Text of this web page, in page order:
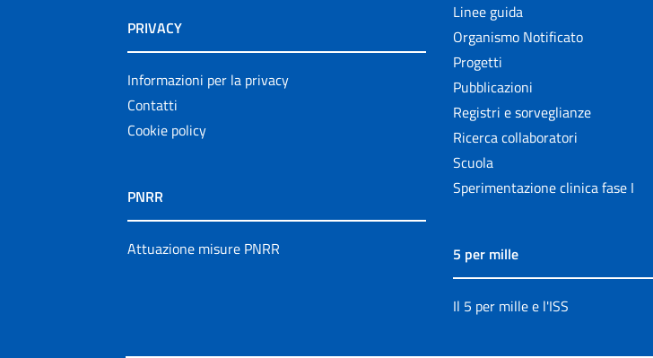
PRIVACY
Informazioni per la privacy
Contatti
Cookie policy
PNRR
Attuazione misure PNRR
Linee guida
Organismo Notificato
Progetti
Pubblicazioni
Registri e sorveglianze
Ricerca collaboratori
Scuola
Sperimentazione clinica fase I
5 per mille
Il 5 per mille e l'ISS